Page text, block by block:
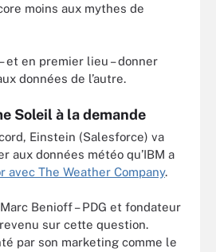
moins aux mythes de
et en premier lieu – donner
données de l’autre.
Soleil à la demande
Einstein (Salesforce) va
aux données météo qu’IBM a
avec The Weather Company.
Benioff – PDG et fondateur
sur cette question.
par son marketing comme le